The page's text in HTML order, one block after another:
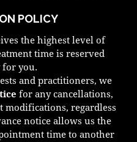
POLICY
the highest level of
time is reserved
you.
and practitioners, we
for any cancellations,
regardless
notice allows us the
time to another